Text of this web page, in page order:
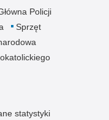
Policji
Sprzęt
statystyki